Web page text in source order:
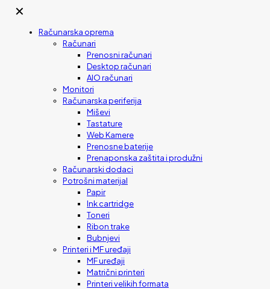
✕
Računarska oprema
Računari
Prenosni računari
Desktop računari
AIO računari
Monitori
Računarska periferija
Miševi
Tastature
Web Kamere
Prenosne baterije
Prenaponska zaštita i produžni
Računarski dodaci
Potrošni materijal
Papir
Ink cartridge
Toneri
Ribon trake
Bubnjevi
Printeri i MF uređaji
MF uređaji
Matrični printeri
Printeri velikih formata